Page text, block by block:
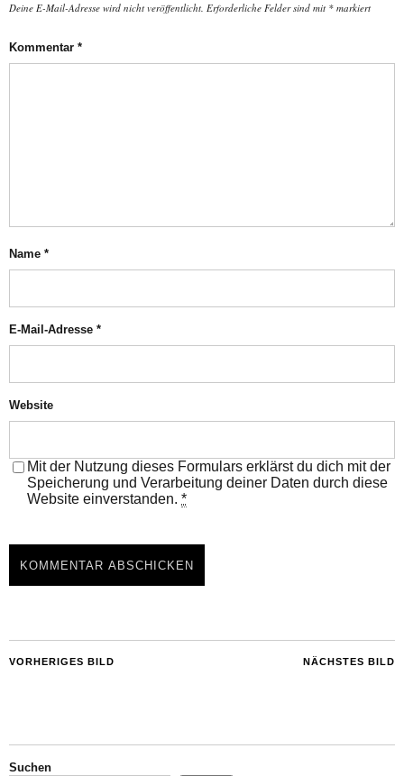
Deine E-Mail-Adresse wird nicht veröffentlicht. Erforderliche Felder sind mit * markiert
Kommentar *
Name *
E-Mail-Adresse *
Website
Mit der Nutzung dieses Formulars erklärst du dich mit der
Speicherung und Verarbeitung deiner Daten durch diese
Website einverstanden. *
NÄCHSTES BILD
VORHERIGES BILD
Suchen